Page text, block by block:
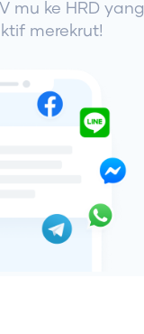
mu ke HRD yang
merekrut!